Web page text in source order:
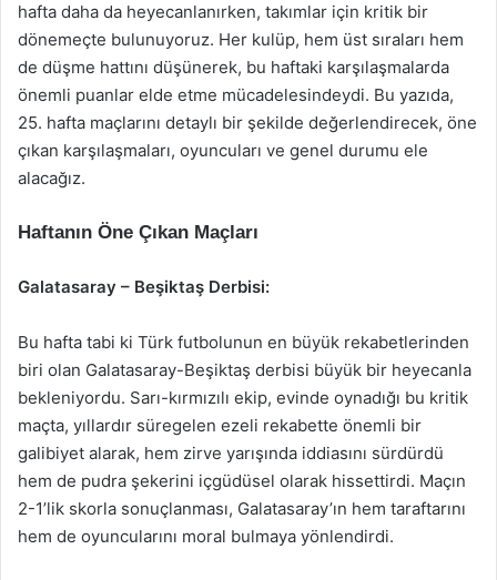
hafta daha da heyecanlanırken, takımlar için kritik bir
dönemeçte bulunuyoruz. Her kulüp, hem üst sıraları hem
de düşme hattını düşünerek, bu haftaki karşılaşmalarda
önemli puanlar elde etme mücadelesindeydi. Bu yazıda,
25. hafta maçlarını detaylı bir şekilde değerlendirecek, öne
çıkan karşılaşmaları, oyuncuları ve genel durumu ele
alacağız.
Haftanın Öne Çıkan Maçları
Galatasaray – Beşiktaş Derbisi:
Bu hafta tabi ki Türk futbolunun en büyük rekabetlerinden
biri olan Galatasaray-Beşiktaş derbisi büyük bir heyecanla
bekleniyordu. Sarı-kırmızılı ekip, evinde oynadığı bu kritik
maçta, yıllardır süregelen ezeli rekabette önemli bir
galibiyet alarak, hem zirve yarışında iddiasını sürdürdü
hem de pudra şekerini içgüdüsel olarak hissettirdi. Maçın
2-1’lik skorla sonuçlanması, Galatasaray’ın hem taraftarını
hem de oyuncularını moral bulmaya yönlendirdi.